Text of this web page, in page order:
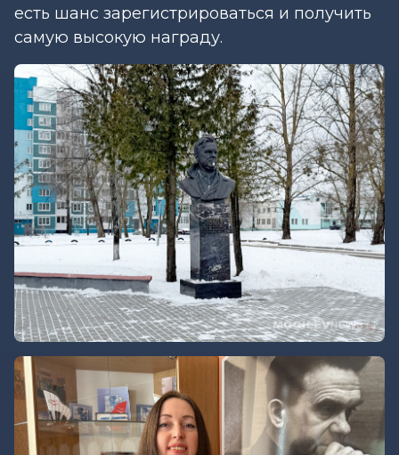
есть шанс зарегистрироваться и получить
самую высокую награду.